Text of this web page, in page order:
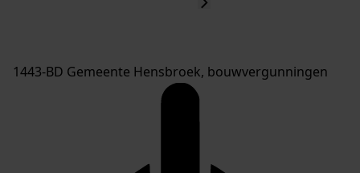
1443-BD Gemeente Hensbroek, bouwvergunningen